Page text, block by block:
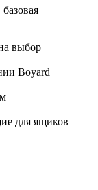
выбор
Boyard
для ящиков